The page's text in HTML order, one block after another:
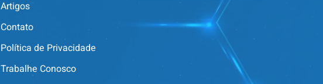
Artigos
Contato
Política de Privacidade
Trabalhe Conosco